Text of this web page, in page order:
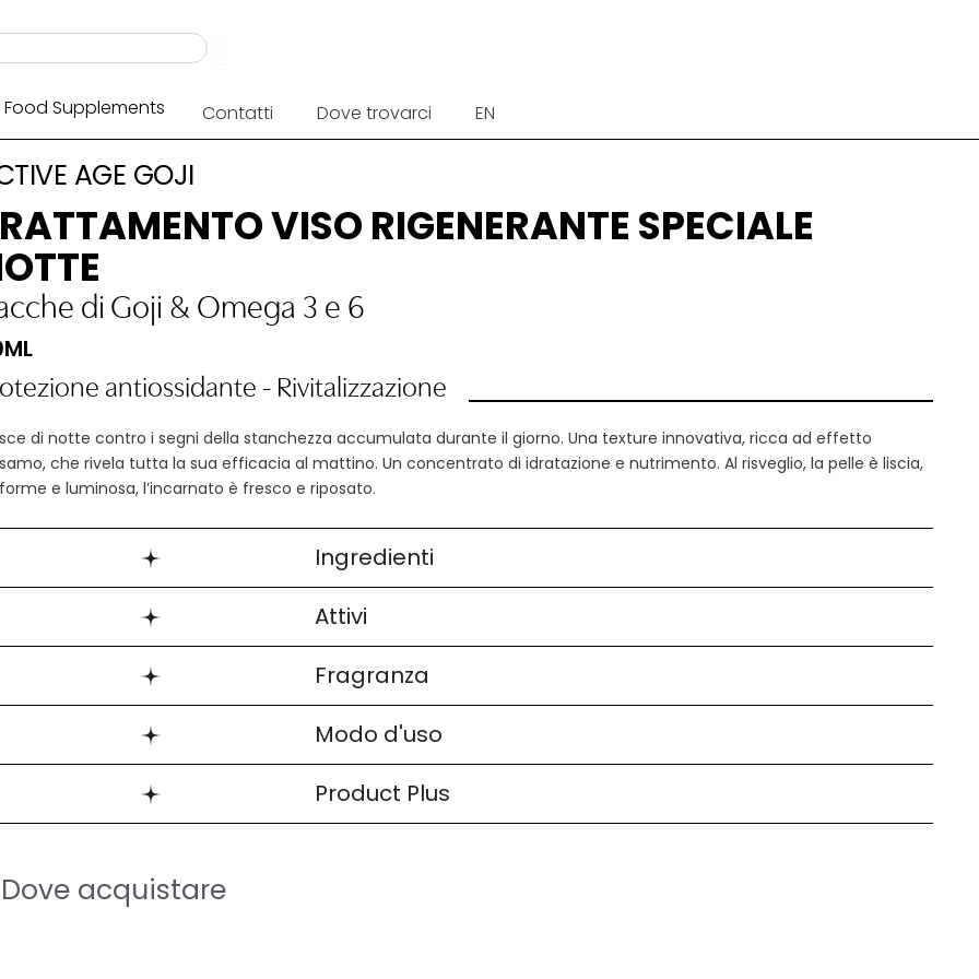
Food Supplements Contatti Dove trovarci EN
AGE GOJI
VISO RIGENERANTE SPECIALE
di Goji&Omega 3 e 6
antiossidante - Rivitalizzazione
di notte contro i segni della stanchezza accumulata durante il giorno. Una texture innovativa, ricca ad effetto
che rivela tutta la sua efficacia al mattino. Un concentrato di idratazione e nutrimento. Al risveglio, la pelle è liscia,
e luminosa, l’incarnato è fresco e riposato.
Ingredienti
Attivi
Fragranza
Modo d'uso
Product Plus
Dove acquistare